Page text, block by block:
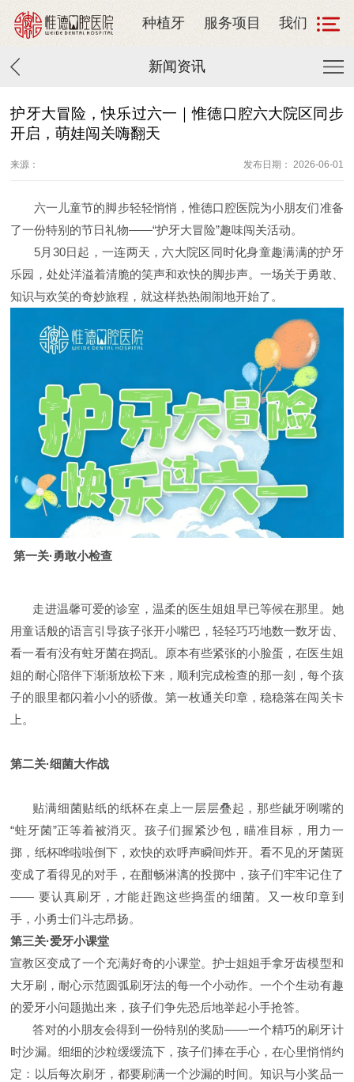
种植牙 服务项目 我们
新闻资讯
护牙大冒险，快乐过六一｜惟德口腔六大院区同步
开启，萌娃闯关嗨翻天
来源： 发布日期： 2026-06-01
六一儿童节的脚步轻轻悄悄，惟德口腔医院为小朋友们准备
了一份特别的节日礼物——“护牙大冒险”趣味闯关活动。
5月 30日起，一连两天，六大院区同时化身童趣满满的护牙
乐园，处处洋溢着清脆的笑声和欢快的脚步声。一场关于勇敢、
知识与欢笑的奇妙旅程，就这样热热闹闹地开始了。
第一关·勇敢小检查
走进温馨可爱的诊室，温柔的医生姐姐早已等候在那里。她
用童话般的语言引导孩子张开小嘴巴，轻轻巧巧地数一数牙齿、
看一看有没有蛀牙菌在捣乱。
原本有些紧张的小脸蛋，在医生姐
姐的耐心陪伴下渐渐放松下来，顺利完成检查的那一刻，每个孩
子的眼里都闪着小小的骄傲。 第一枚通关印章，稳稳落在闯关卡
上。
第二关·细菌大作战
贴满细菌贴纸的纸杯在桌上一层层叠起，那些龇牙咧嘴的
“蛀牙菌”正等着被消灭。孩子们握紧沙包，瞄准目标，用力一
掷，纸杯哗啦啦倒下，欢快的欢呼声瞬间炸开。看不见的牙菌斑
变成了看得见的对手，在酣畅淋漓的投掷中，孩子们牢牢记住了
—— 要认真刷牙，才能赶跑这些捣蛋的细菌。
又一枚印章到
手，小勇士们斗志昂扬。
第三关·爱牙小课堂
宣教区变成了一个充满好奇的小课堂。护士姐姐手拿牙齿模型和
大牙刷，耐心示范圆弧刷牙法的每一个小动作。一个个生动有趣
的爱牙小问题抛出来，孩子们争先恐后地举起小手抢答。
答对的小朋友会得到一份特别的奖励——一个精巧的刷牙计
时沙漏。细细的沙粒缓缓流下，孩子们捧在手心，在心里悄悄约
定：以后每次刷牙，都要刷满一个沙漏的时间。知识与小奖品一